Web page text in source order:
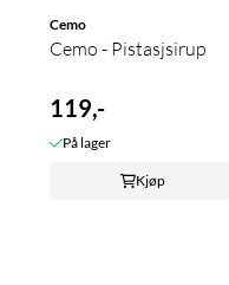
Cemo
Cemo - Pistasjsirup
119,-
På lager
Kjøp